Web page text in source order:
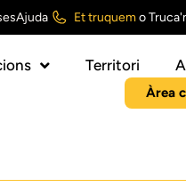
Ajuda Et truquemo
Territori
Àrea